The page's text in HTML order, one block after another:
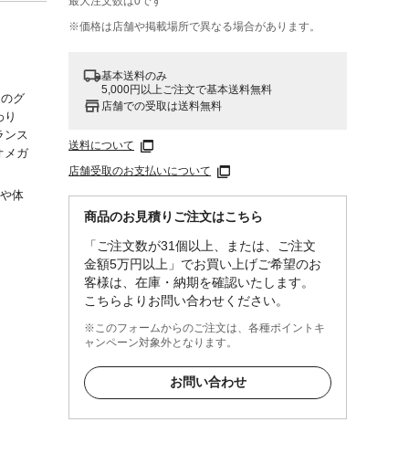
※価格は​店舗や​掲載場所で​異なる​場合が​あります。
基本送料のみ
5,000円以上ご注文で基本送料無料
店舗での受取は送料無料
送料について
店舗受取のお支払いについて
商品のお見積りご注文はこちら
「ご注文数が31個以上、または、ご注文
金額5万円以上」でお買い上げご希望のお
客様は、在庫・納期を確認いたします。
こちらよりお問い合わせください。
※このフォームからのご注文は、各種ポイントキ
ャンペーン対象外となります。
お問い合わせ
グ
ンス
メガ
体